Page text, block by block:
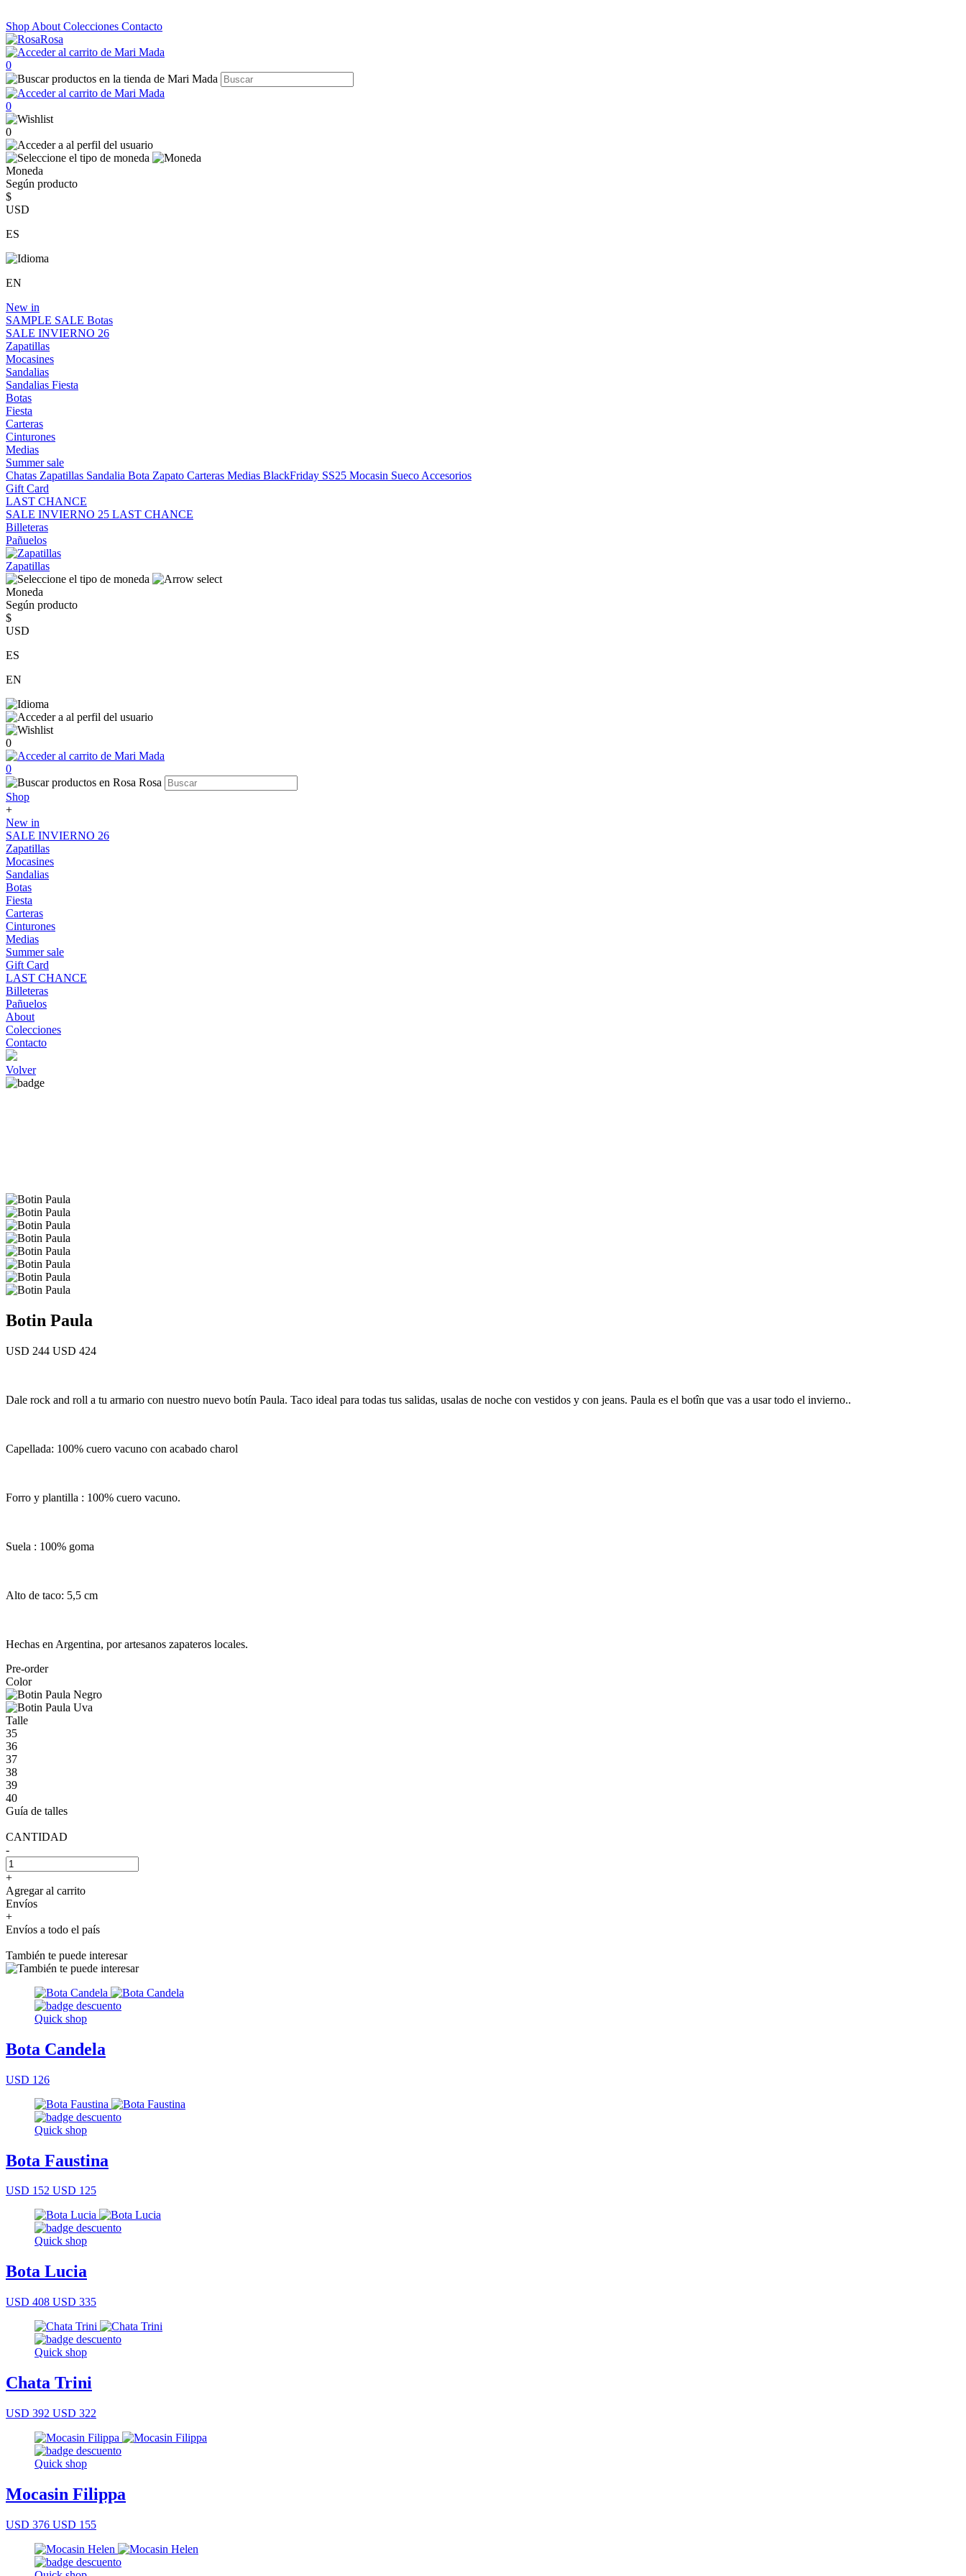
Shop About Colecciones Contacto
0
0
0
Moneda
Según producto
$
USD
ES
EN
New in
SAMPLE SALE Botas
SALE INVIERNO 26
Zapatillas
Mocasines
Sandalias
Sandalias Fiesta
Botas
Fiesta
Carteras
Cinturones
Medias
Summer sale
Chatas Zapatillas Sandalia Bota Zapato Carteras Medias BlackFriday SS25 Mocasin Sueco Accesorios
Gift Card
LAST CHANCE
SALE INVIERNO 25 LAST CHANCE
Billeteras
Pañuelos
Zapatillas
Moneda
Según producto
$
USD
ES
EN
0
0
Shop
+
New in
SALE INVIERNO 26
Zapatillas
Mocasines
Sandalias
Botas
Fiesta
Carteras
Cinturones
Medias
Summer sale
Gift Card
LAST CHANCE
Billeteras
Pañuelos
About
Colecciones
Contacto
Volver
Botin Paula
USD 244 USD 424
Dale rock and roll a tu armario con nuestro nuevo botín Paula. Taco ideal para todas tus salidas, usalas de noche con vestidos y con jeans. Paula es el botîn que vas a usar todo el invierno..
Capellada: 100% cuero vacuno con acabado charol
Forro y plantilla : 100% cuero vacuno.
Suela : 100% goma
Alto de taco: 5,5 cm
Hechas en Argentina, por artesanos zapateros locales.
Pre-order
Color
Talle
35
36
37
38
39
40
Guía de talles
CANTIDAD
-
+
Agregar al carrito
Envíos
+
Envíos a todo el país
También te puede interesar
Quick shop
Bota Candela
USD 126
Quick shop
Bota Faustina
USD 152 USD 125
Quick shop
Bota Lucia
USD 408 USD 335
Quick shop
Chata Trini
USD 392 USD 322
Quick shop
Mocasin Filippa
USD 376 USD 155